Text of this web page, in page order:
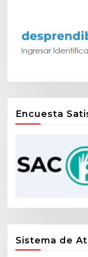
Encuesta
Sistema de